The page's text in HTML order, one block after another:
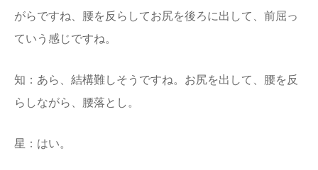
がらですね、腰を反らしてお尻を後ろに出して、前屈っ
ていう感じですね。
知：あら、結構難しそうですね。お尻を出して、腰を反
らしながら、腰落とし。
星：はい。